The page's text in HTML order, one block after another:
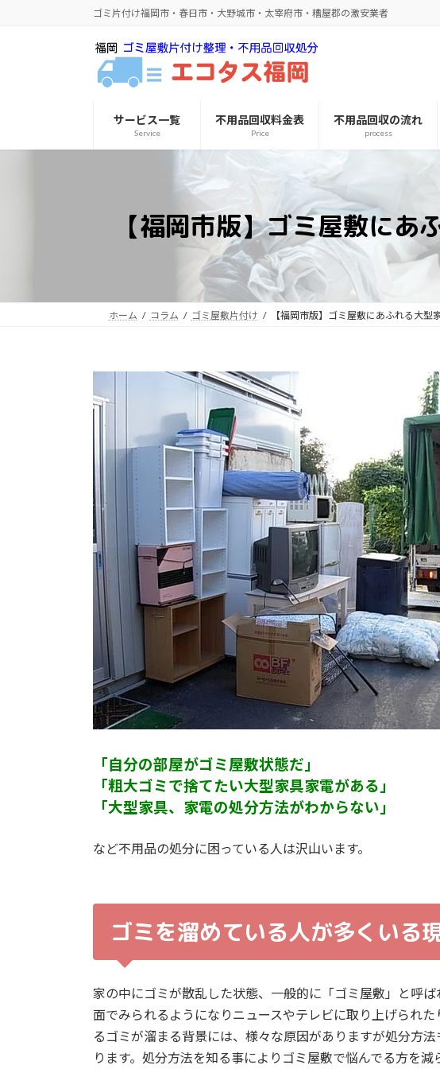
ゴミ片付け福岡市・春日市・大野城市・太宰府市・糟屋郡の激安業者
サービス一覧
Service
不用品回収料金表
Price
不用品回収の流れ
process
【福岡市版】ゴミ屋敷に
ホーム コラム ゴミ屋敷片付け 【福岡市版】ゴミ屋敷にあふれる大
「自分の部屋がゴミ屋敷状態だ」
「粗大ゴミで捨てたい大型家具家電がある」
「大型家具、家電の処分方法がわからない」
など不用品の処分に困っている人は沢山います。
ゴミを溜めている人が多くいる
家の中にゴミが散乱した状態、一般的に「ゴミ屋敷」と呼
面でみられるようになりニュースやテレビに取り上げられ
るゴミが溜まる背景には、様々な原因がありますが処分方
ります。処分方法を知る事によりゴミ屋敷で悩んでる方を